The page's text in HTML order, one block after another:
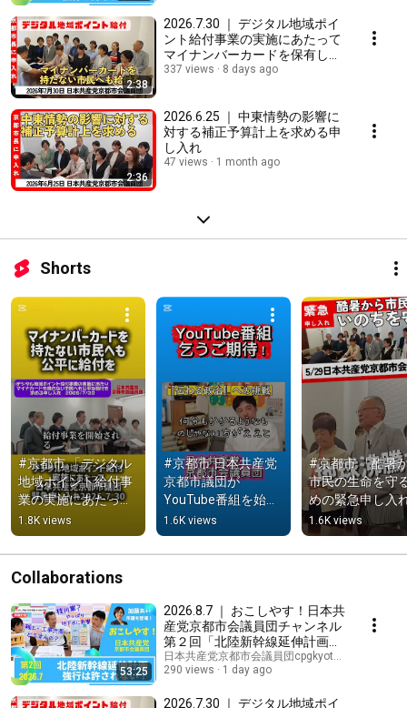
2:38
2026.7.30 ｜ デジタル地域ポイ
ント給付事業の実施にあたって
マイナンバーカードを保有しな
い市民へも公平な給付を求める
337 views 8 days ago
2:36
2026.6.25 ｜ 中東情勢の影響に
対する補正予算計上を求める申
し入れ
47 views 1 month ago
Shorts
#京都市 「デジタル
地域ポイント給付事
業の実施にあたって
マイナンバーカード
を保有しない市民へ
も公平な給付を求め
る申し入れ」を行い
#物価高 #shorts
1.8K views
#京都市 日本共産党
京都市議団が
YouTube番組を始め
る！？ 検討会議の一
部を公開 #日本共産
党 #京都市政を可視
1.6K views
#京都市 「酷暑
市民の生命を守
めの緊急申し入
を行いました #
共産党 #酷暑 #
支援 #shorts
1.6K views
Collaborations
53:25
2026.8.7 ｜ おこしやす！日本共
産党京都市会議員団チャンネル
第２回「北陸新幹線延伸計画強
行は許されない！」
日本共産党京都市会議員団cpgkyoto and 3 more
290 views
1 day ago
2026.7.30 ｜ デジタル地域ポイ